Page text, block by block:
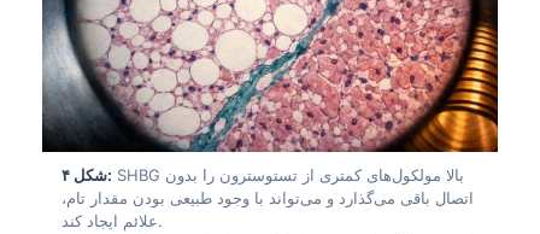
شکل ۴: SHBG بالا مولکول‌های کمتری از تستوسترون را بدون
اتصال باقی می‌گذارد و می‌تواند با وجود طبیعی بودن مقدار تام،
علائم ایجاد کند.